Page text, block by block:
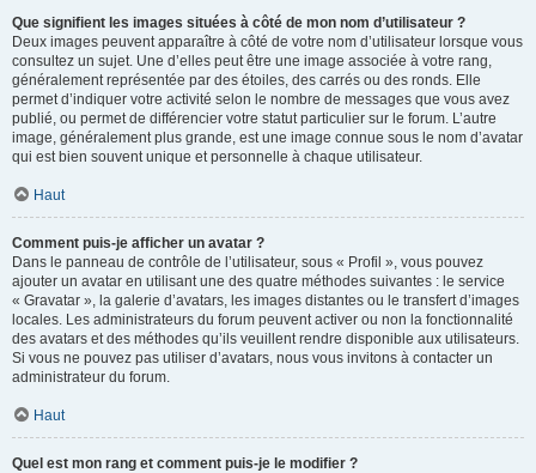
Que signifient les images situées à côté de mon nom d’utilisateur ?
Deux images peuvent apparaître à côté de votre nom d’utilisateur lorsque vous
consultez un sujet. Une d’elles peut être une image associée à votre rang,
généralement représentée par des étoiles, des carrés ou des ronds. Elle
permet d’indiquer votre activité selon le nombre de messages que vous avez
publié, ou permet de différencier votre statut particulier sur le forum. L’autre
image, généralement plus grande, est une image connue sous le nom d’avatar
qui est bien souvent unique et personnelle à chaque utilisateur.
Haut
Comment puis-je afficher un avatar ?
Dans le panneau de contrôle de l’utilisateur, sous « Profil », vous pouvez
ajouter un avatar en utilisant une des quatre méthodes suivantes : le service
« Gravatar », la galerie d’avatars, les images distantes ou le transfert d’images
locales. Les administrateurs du forum peuvent activer ou non la fonctionnalité
des avatars et des méthodes qu’ils veuillent rendre disponible aux utilisateurs.
Si vous ne pouvez pas utiliser d’avatars, nous vous invitons à contacter un
administrateur du forum.
Haut
Quel est mon rang et comment puis-je le modifier ?